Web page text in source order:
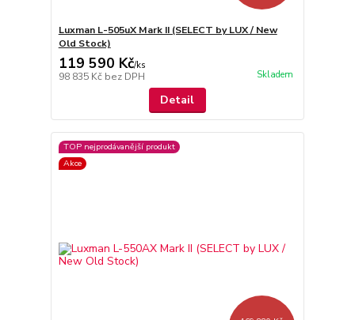
Luxman L-505uX Mark II (SELECT by LUX / New
Old Stock)
119 590 Kč/ks
98 835 Kč bez DPH Skladem
Detail
TOP nejprodávanější produkt
Akce